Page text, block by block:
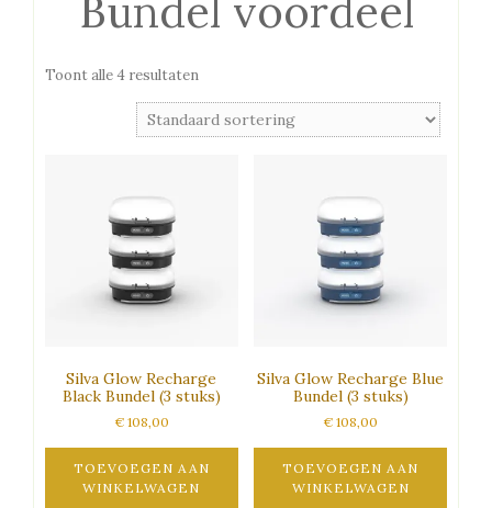
Bundel voordeel
Toont alle 4 resultaten
Silva Glow Recharge
Black Bundel (3 stuks)
€108,00
TOEVOEGEN AAN
WINKELWAGEN
Silva Glow Recharge Blue
Bundel (3 stuks)
€ 108,00
TOEVOEGEN AAN
WINKELWAGEN